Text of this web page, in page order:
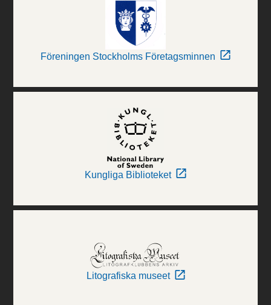
Föreningen Stockholms Företagsminnen
Kungliga Biblioteket
Litografiska museet